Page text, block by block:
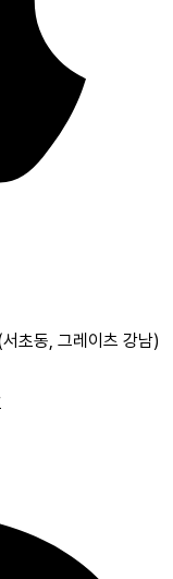
초동, 그레이츠 강남)